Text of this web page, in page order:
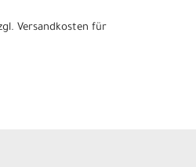
Versandkosten für